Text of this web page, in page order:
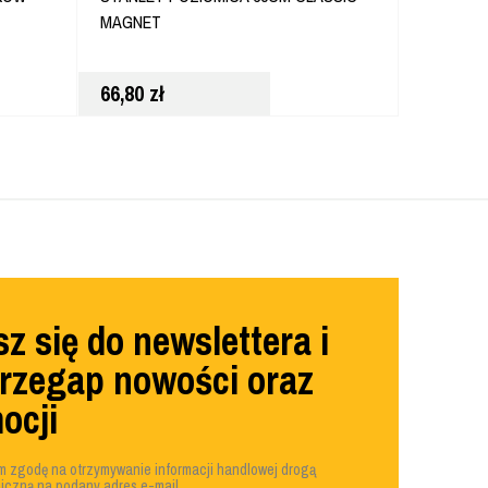
MAGNET
66,80 zł
się do newslettera i
nowości oraz
zgodę na otrzymywanie informacji handlowej drogą